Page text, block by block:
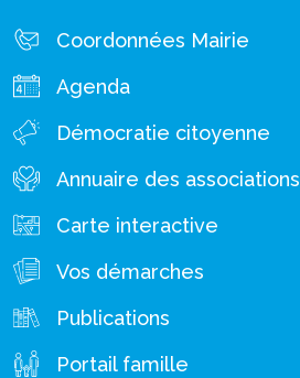
Coordonnées Mairie
Agenda
Démocratie citoyenne
Annuaire des associations
Carte interactive
Vos démarches
Publications
Portail famille